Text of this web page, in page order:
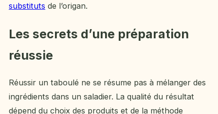
substituts de l’origan.
Les secrets d’une préparation
réussie
Réussir un taboulé ne se résume pas à mélanger des
ingrédients dans un saladier. La qualité du résultat
dépend du choix des produits et de la méthode